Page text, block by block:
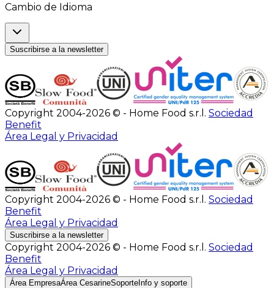
Cambio de Idioma
Suscribirse a la newsletter
Copyright 2004-2026 © - Home Food s.r.l. Sociedad
Benefit
Área Legal y Privacidad
Copyright 2004-2026 © - Home Food s.r.l. Sociedad
Benefit
Área Legal y Privacidad
Suscribirse a la newsletter
Copyright 2004-2026 © - Home Food s.r.l. Sociedad
Benefit
Área Legal y Privacidad
Área EmpresaÁrea CesarineSoporte Info y soporte